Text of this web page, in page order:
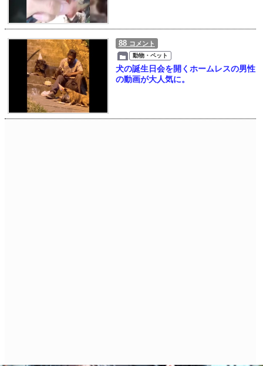
88 コメント
動物・ペット
犬の誕生日会を開くホームレスの男性
の動画が大人気に。